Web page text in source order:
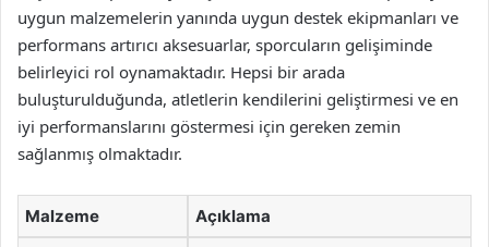
uygun malzemelerin yanında uygun destek ekipmanları ve
performans artırıcı aksesuarlar, sporcuların gelişiminde
belirleyici rol oynamaktadır. Hepsi bir arada
buluşturulduğunda, atletlerin kendilerini geliştirmesi ve en
iyi performanslarını göstermesi için gereken zemin
sağlanmış olmaktadır.
Malzeme Açıklama